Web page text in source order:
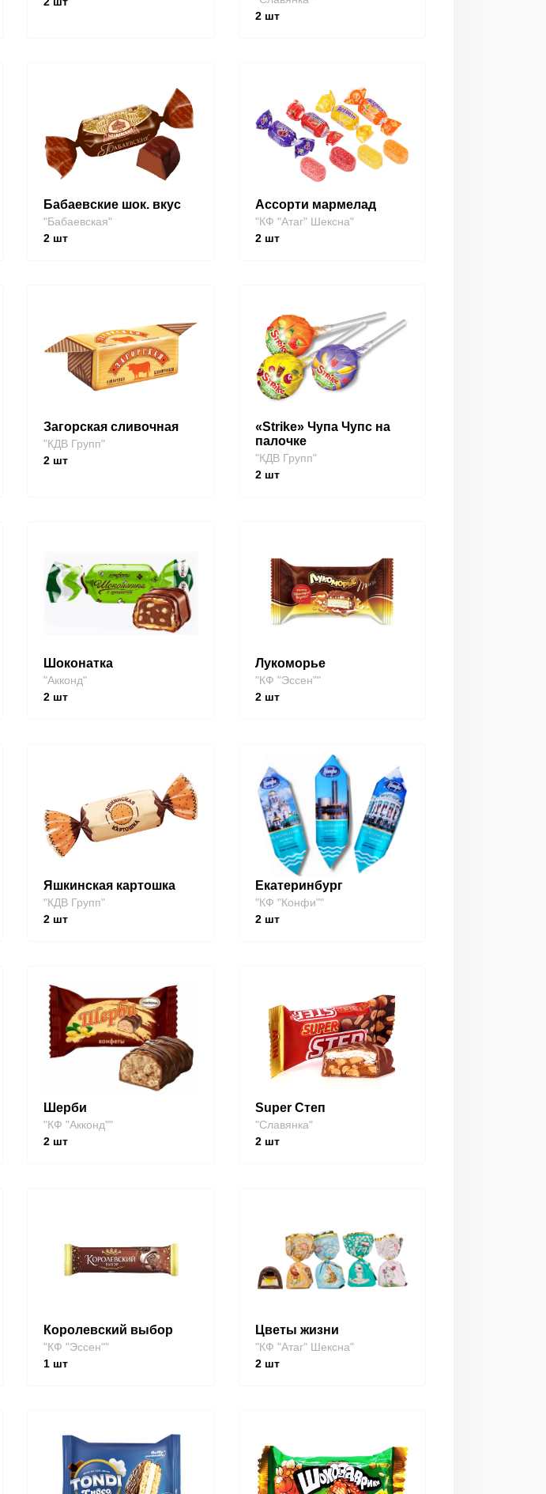
2шт
Бабаевские шок. вкус
"Бабаевская"
2 шт
Ассорти мармелад
"КФ "Атаг" Шексна"
2шт
Загорская сливочная
"КДВ Групп"
2 шт
«Strike» Чупа Чупс на
палочке
"КДВ Групп"
2шт
Шоконатка
"Акконд"
2 шт
Лукоморье
"КФ "Эссен""
2шт
Яшкинская картошка
"КДВ Групп"
2 шт
Екатеринбург
"КФ "Конфи""
2шт
Шерби
"КФ "Акконд""
2 шт
Super Степ
"Славянка"
2шт
Королевский выбор
"КФ "Эссен""
1 шт
Цветы жизни
"КФ "Атаг" Шексна"
2шт